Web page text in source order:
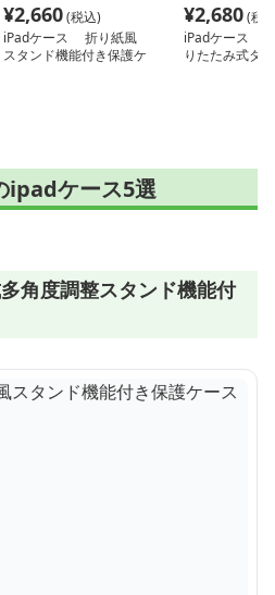
¥2,660(税込)
iPadケース 折り紙風
スタンド機能付き保護ケ
¥2,680(税
iPadケース
りたたみ式タ
ipadケース5選
角度調整スタンド機能付